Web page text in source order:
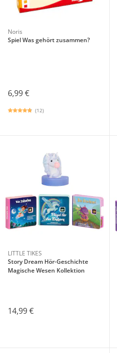
Noris
Spiel Was gehört zusammen?
6,99 €
(12)
LITTLE TIKES
Story Dream Hör-Geschichte
Magische Wesen Kollektion
14,99 €